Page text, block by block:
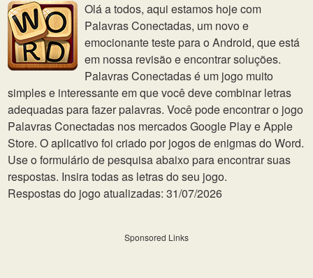
Olá a todos, aqui estamos hoje com
Palavras Conectadas, um novo e
emocionante teste para o Android, que está
em nossa revisão e encontrar soluções.
Palavras Conectadas é um jogo muito
simples e interessante em que você deve combinar letras
adequadas para fazer palavras. Você pode encontrar o jogo
Palavras Conectadas nos mercados Google Play e Apple
Store. O aplicativo foi criado por jogos de enigmas do Word.
Use o formulário de pesquisa abaixo para encontrar suas
respostas. Insira todas as letras do seu jogo.
Respostas do jogo atualizadas: 31/07/2026
Sponsored Links